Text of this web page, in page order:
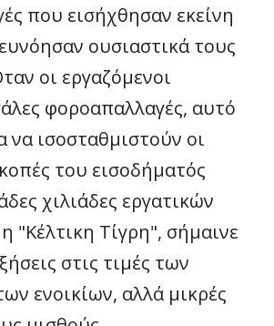
που εισήχθησαν εκείνη
ουσιαστικά τους
οι εργαζόμενοι
φοροαπαλλαγές, αυτό
να ισοσταθμιστούν οι
του εισοδήματός
χιλιάδες εργατικών
"Κέλτικη Τίγρη", σήμαινε
στις τιμές των
ενοικίων, αλλά μικρές